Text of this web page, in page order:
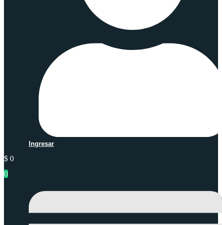
Ingresar
$ 0
0